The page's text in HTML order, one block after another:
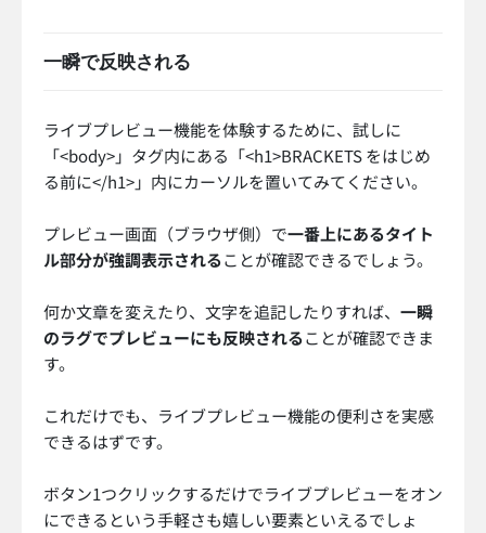
一瞬で反映される
ライブプレビュー機能を体験するために、試しに
「<body>」タグ内にある「<h1>BRACKETS をはじめ
る前に</h1>」内にカーソルを置いてみてください。
プレビュー画面（ブラウザ側）で一番上にあるタイト
ル部分が強調表示されることが確認できるでしょう。
何か文章を変えたり、文字を追記したりすれば、 一瞬
のラグでプレビューにも反映されることが確認できま
す。
これだけでも、ライブプレビュー機能の便利さを実感
できるはずです。
ボタン1つクリックするだけでライブプレビューをオン
にできるという手軽さも嬉しい要素といえるでしょ